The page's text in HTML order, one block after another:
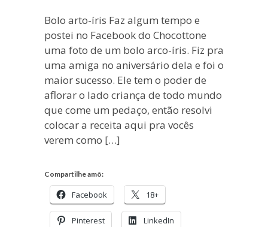
Bolo arto-íris Faz algum tempo e
postei no Facebook do Chocottone
uma foto de um bolo arco-íris. Fiz pra
uma amiga no aniversário dela e foi o
maior sucesso. Ele tem o poder de
aflorar o lado criança de todo mundo
que come um pedaço, então resolvi
colocar a receita aqui pra vocês
verem como […]
Compartilhe amô:
Facebook 18+
Pinterest LinkedIn